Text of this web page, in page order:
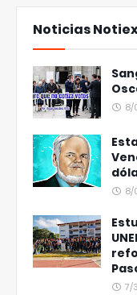
Noticias
8/
8/
7/